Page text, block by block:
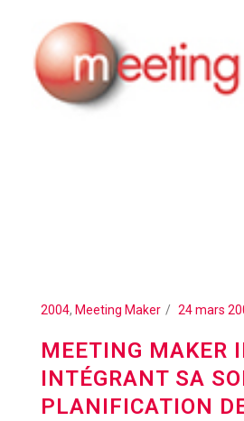
2004, Meeting Maker 24 mars
MEETING MAKER
INTÉGRANT SA
PLANIFICATION